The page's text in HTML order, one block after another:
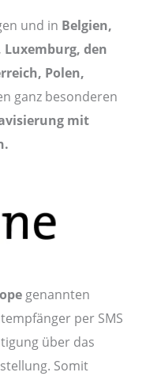
und in Belgien,
den
Polen,
ganz besonderen
mit
genannten
per SMS
über das
Somit